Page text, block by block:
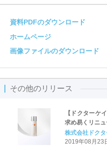
資料PDFのダウンロード
ホームページ
画像ファイルのダウンロード
その他のリリース
【ドクターケ
求め易くリニュ
株式会社ドクタ
2019年08月23